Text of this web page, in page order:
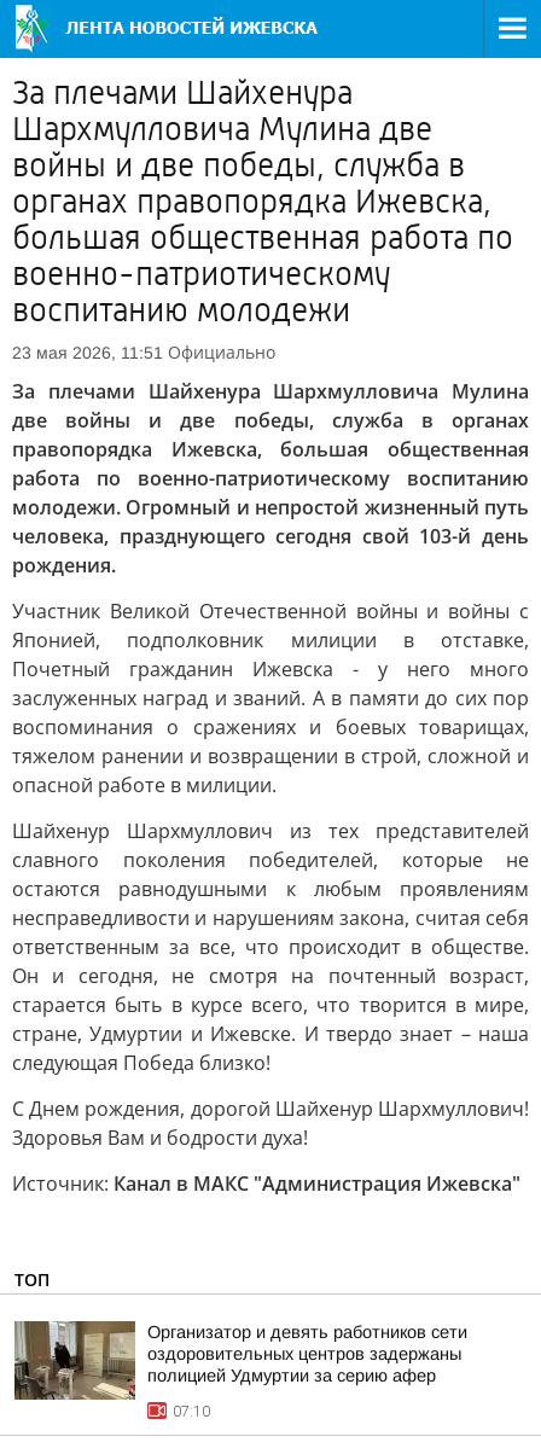
За плечами Шайхенура
Шархмулловича Мулина две
войны и две победы, служба в
органах правопорядка Ижевска,
большая общественная работа по
военно-патриотическому
воспитанию молодежи
23 мая 2026, 11:51 Официально
За плечами Шайхенура Шархмулловича Мулина
две войны и две победы, служба в органах
правопорядка Ижевска, большая общественная
работа по военно-патриотическому воспитанию
молодежи. Огромный и непростой жизненный путь
человека, празднующего сегодня свой 103-й день
рождения.
Участник Великой Отечественной войны и войны с
Японией, подполковник милиции в отставке,
Почетный гражданин Ижевска - у него много
заслуженных наград и званий. А в памяти до сих пор
воспоминания о сражениях и боевых товарищах,
тяжелом ранении и возвращении в строй, сложной и
опасной работе в милиции.
Шайхенур Шархмуллович из тех представителей
славного поколения победителей, которые не
остаются равнодушными к любым проявлениям
несправедливости и нарушениям закона, считая себя
ответственным за все, что происходит в обществе.
Он и сегодня, не смотря на почтенный возраст,
старается быть в курсе всего, что творится в мире,
стране, Удмуртии и Ижевске. И твердо знает – наша
следующая Победа близко!
С Днем рождения, дорогой Шайхенур Шархмуллович!
Здоровья Вам и бодрости духа!
Источник: Канал в МАКС "Администрация Ижевска"
ТОП
Организатор и девять работников сети
оздоровительных центров задержаны
полицией Удмуртии за серию афер
07:10